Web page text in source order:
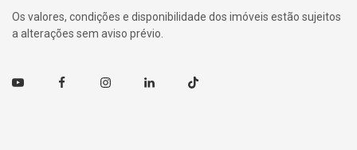
Os valores, condições e disponibilidade dos imóveis estão sujeitos
a alterações sem aviso prévio.
Youtube FacebookInstagramLinkedin TikTok